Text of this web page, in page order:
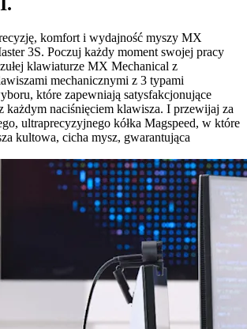
komfort i wydajność myszy MX
3S. Poczuj każdy moment swojej pracy
klawiaturze MX Mechanical z
mechanicznymi z 3 typami
które zapewniają satysfakcjonujące
każdym naciśnięciem klawisza. I przewijaj za
ultraprecyzyjnego kółka Magspeed, w które
kultowa, cicha mysz, gwarantująca